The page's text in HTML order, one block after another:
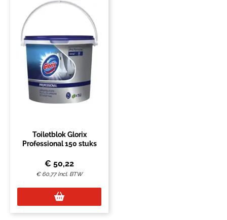
Toiletblok Glorix
Professional 150 stuks
€ 50,22
€ 60,77 Incl. BTW